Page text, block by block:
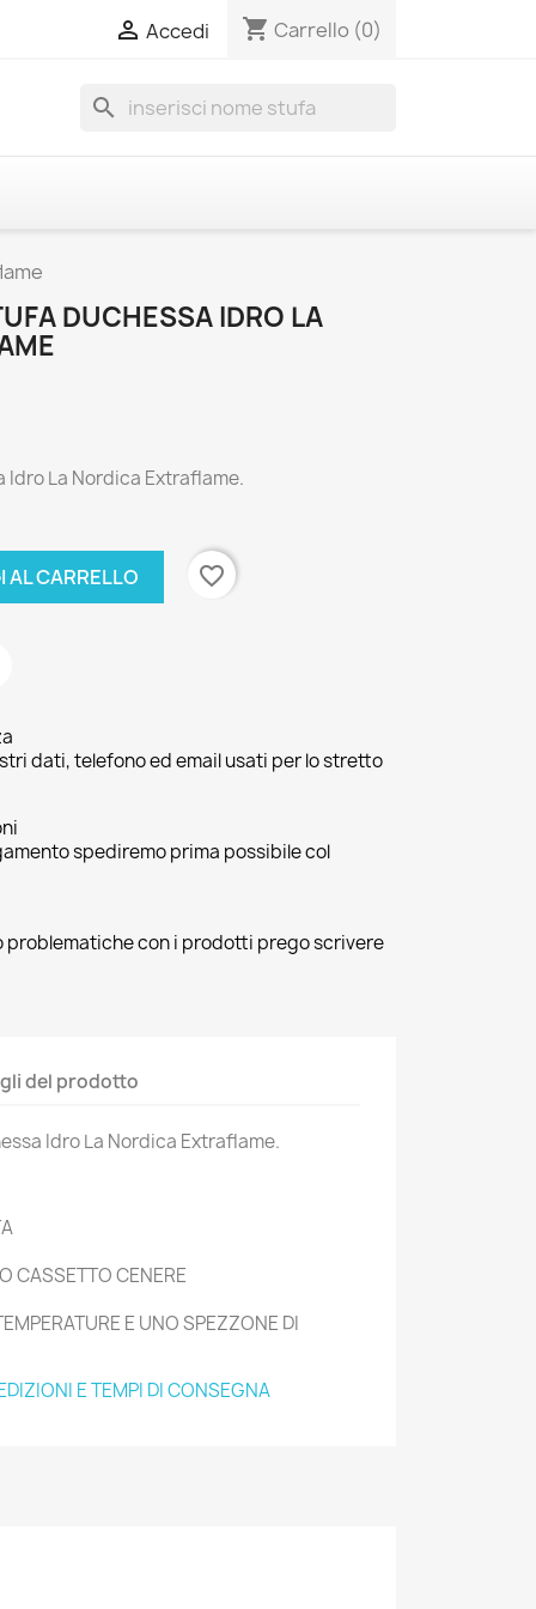
 Accedi shopping_cart Carrello (0)
search
DUCHESSA IDRO LA
La Nordica Extraflame.
AL CARRELLO favorite_border
dati, telefono ed email usati per lo stretto
spediremo prima possibile col
problematiche con i prodotti prego scrivere
del prodotto
Idro La Nordica Extraflame.
CASSETTO CENERE
E UNO SPEZZONE DI
E TEMPI DI CONSEGNA